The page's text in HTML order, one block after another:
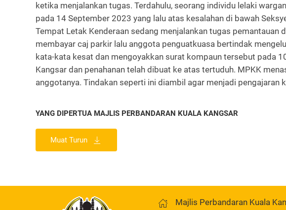
ketika menjalankan tugas. Terdahulu, seorang individu lelaki
pada 14 September 2023 yang lalu atas kesalahan di bawah
Tempat Letak Kenderaan sedang menjalankan tugas pemantauan
membayar caj parkir lalu anggota penguatkuasa bertindak
kata-kata kesat dan mengoyakkan surat kompaun tersebut pada
Kangsar dan penahanan telah dibuat ke atas tertuduh. MPKK
anggotanya. Tindakan seperti ini diambil agar menjadi pengajaran
YANG DIPERTUA MAJLIS PERBANDARAN KUALA KANGSAR
Muat Turun
Majlis Perbandaran Kuala